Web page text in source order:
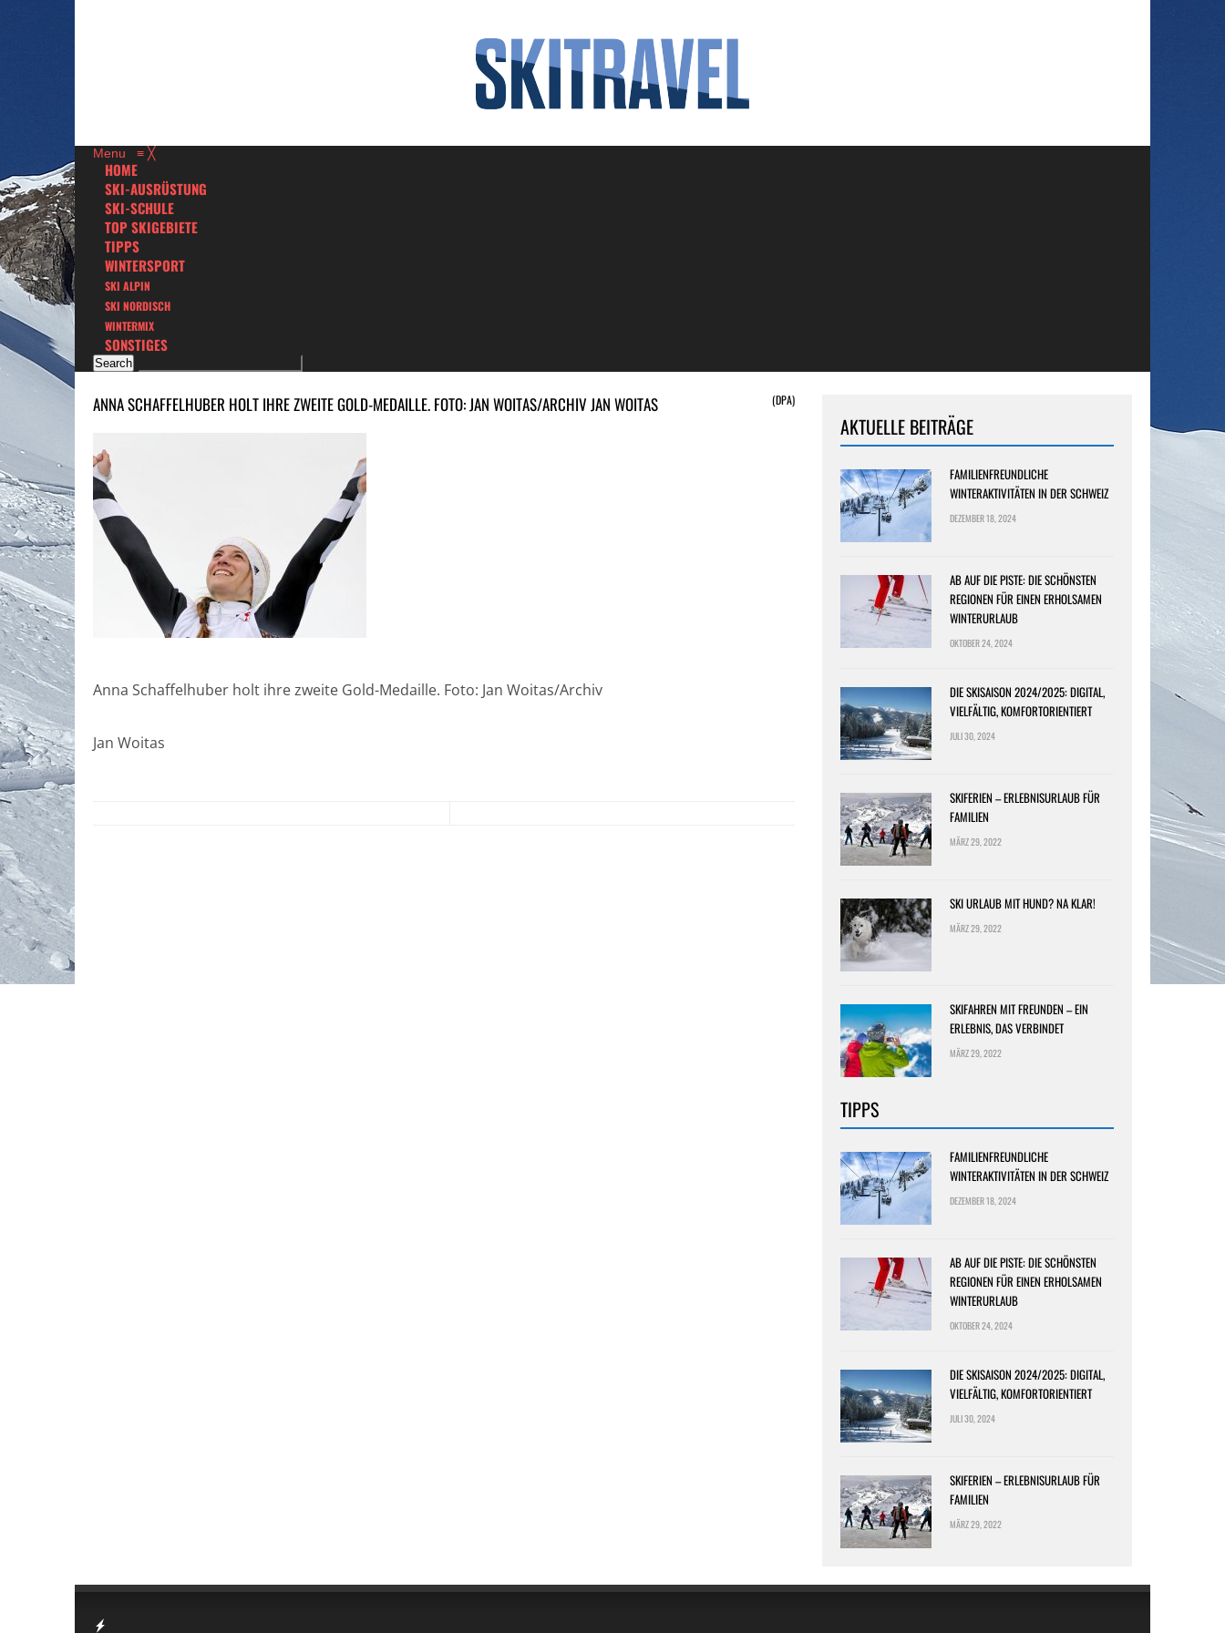
Menu ≡ ╳
HOME
SKI-AUSRÜSTUNG
SKI-SCHULE
TOP SKIGEBIETE
TIPPS
WINTERSPORT
SKI ALPIN
SKI NORDISCH
WINTERMIX
SONSTIGES
ANNA SCHAFFELHUBER HOLT IHRE ZWEITE GOLD-MEDAILLE. FOTO: JAN WOITAS/ARCHIV JAN WOITAS (DPA)
Anna Schaffelhuber holt ihre zweite Gold-Medaille. Foto: Jan Woitas/Archiv
Jan Woitas
AKTUELLE BEITRÄGE
FAMILIENFREUNDLICHE
WINTERAKTIVITÄTEN IN DER SCHWEIZ
DEZEMBER 18, 2024
AB AUF DIE PISTE: DIE SCHÖNSTEN
REGIONEN FÜR EINEN ERHOLSAMEN
WINTERURLAUB
OKTOBER 24, 2024
DIE SKISAISON 2024/2025: DIGITAL,
VIELFÄLTIG, KOMFORTORIENTIERT
JULI 30, 2024
SKIFERIEN – ERLEBNISURLAUB FÜR
FAMILIEN
MÄRZ 29, 2022
SKI URLAUB MIT HUND? NA KLAR!
MÄRZ 29, 2022
SKIFAHREN MIT FREUNDEN – EIN
ERLEBNIS, DAS VERBINDET
MÄRZ 29, 2022
TIPPS
FAMILIENFREUNDLICHE
WINTERAKTIVITÄTEN IN DER SCHWEIZ
DEZEMBER 18, 2024
AB AUF DIE PISTE: DIE SCHÖNSTEN
REGIONEN FÜR EINEN ERHOLSAMEN
WINTERURLAUB
OKTOBER 24, 2024
DIE SKISAISON 2024/2025: DIGITAL,
VIELFÄLTIG, KOMFORTORIENTIERT
JULI 30, 2024
SKIFERIEN – ERLEBNISURLAUB FÜR
FAMILIEN
MÄRZ 29, 2022